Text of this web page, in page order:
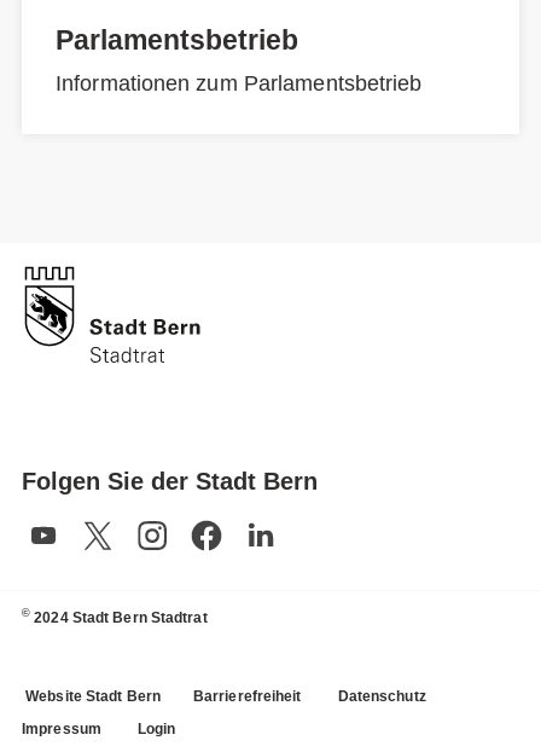
Parlamentsbetrieb
Informationen zum Parlamentsbetrieb
Folgen Sie der Stadt Bern
© 2024 Stadt Bern Stadtrat
Website Stadt Bern Barrierefreiheit
Datenschutz
Impressum
Login